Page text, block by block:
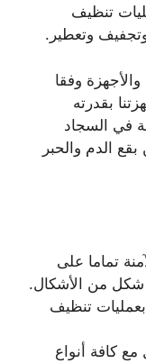
تنظيف
وتعطير.
وفقا
بقدرته
في السجاد
الدم والحبر
تماما على
شكل من الأشكال.
تنظيف
كافة أنواع